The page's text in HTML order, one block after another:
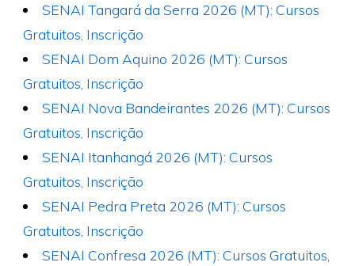
SENAI Tangará da Serra 2026 (MT): Cursos
Gratuitos, Inscrição
SENAI Dom Aquino 2026 (MT): Cursos
Gratuitos, Inscrição
SENAI Nova Bandeirantes 2026 (MT): Cursos
Gratuitos, Inscrição
SENAI Itanhangá 2026 (MT): Cursos
Gratuitos, Inscrição
SENAI Pedra Preta 2026 (MT): Cursos
Gratuitos, Inscrição
SENAI Confresa 2026 (MT): Cursos Gratuitos,